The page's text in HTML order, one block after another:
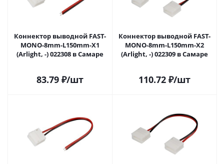
Коннектор выводной FAST-
MONO-8mm-L150mm-X1
(Arlight, -) 022308 в Самаре
83.79 ₽/шт
Коннектор выводной FAST-
MONO-8mm-L150mm-X2
(Arlight, -) 022309 в Самаре
110.72 ₽/шт